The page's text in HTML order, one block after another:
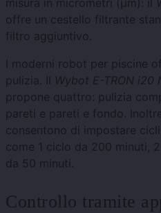
offre un cestello filtrante
filtro aggiuntivo.
I moderni robot per piscine
pulizia. Il Wybot E-TRON i20
propone quattro: pulizia
pareti e pareti e fondo.
consentono di impostare
come 1 ciclo da 200 minuti,
da 50 minuti.
Controllo tramite